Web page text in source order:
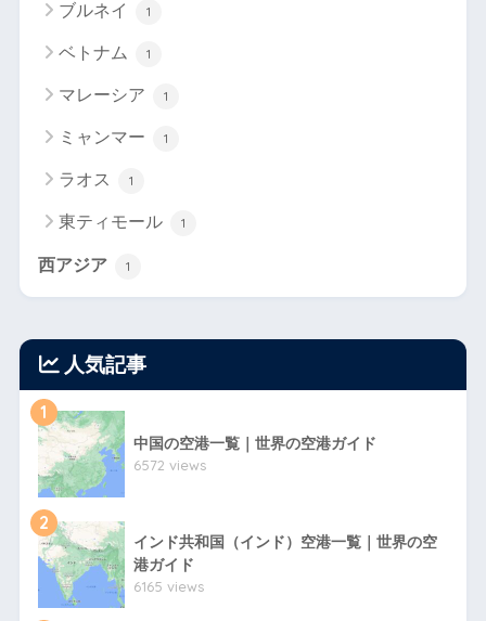
ブルネイ 1
ベトナム 1
マレーシア 1
ミャンマー 1
ラオス 1
東ティモール 1
西アジア 1
人気記事
1
中国の空港一覧｜世界の空港ガイド
6572 views
2
インド共和国（インド）空港一覧｜世界の空
港ガイド
6165 views